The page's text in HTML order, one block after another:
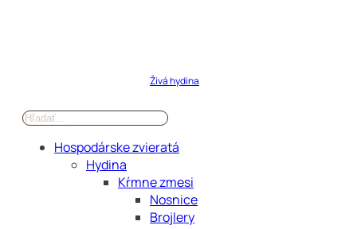
Živá hydina
Hospodárske zvieratá
Hydina
Kŕmne zmesi
Nosnice
Brojlery